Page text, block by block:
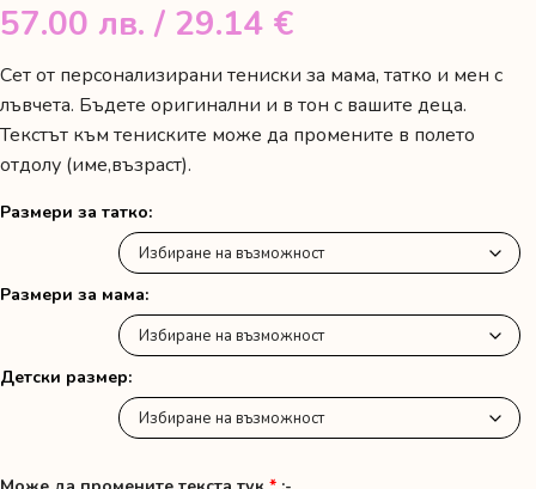
57.00 лв. / 29.14 €
Сет от персонализирани тениски за мама, татко и мен с
лъвчета. Бъдете оригинални и в тон с вашите деца.
Текстът към тениските може да промените в полето
отдолу (име,възраст).
Размери за татко
Размери за мама
Детски размер